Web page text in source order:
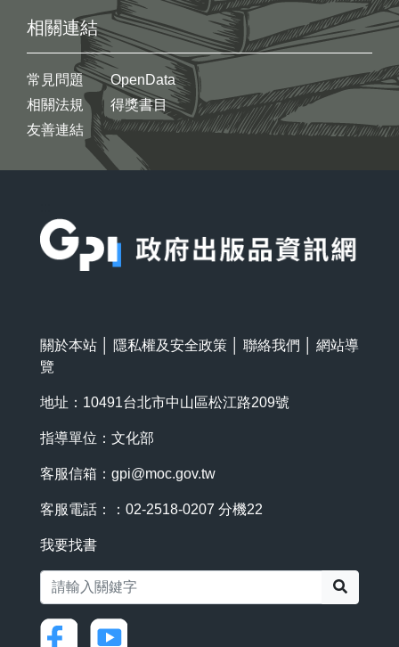
相關連結
常見問題
相關法規
友善連結
OpenData
得獎書目
關於本站 隱私權及安全政策 聯絡我們
網站導
覽
地址：10491台北市中山區松江路209號
指導單位：文化部
客服信箱： gpi@moc.gov.tw
客服電話：：02-2518-0207 分機22
我要找書